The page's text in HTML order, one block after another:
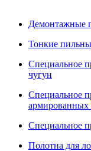
Демонтажные
Тонкие
Специальное
чугун
Специальное
армированных
Специальное
Полотна для